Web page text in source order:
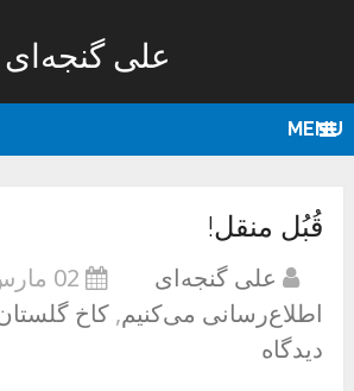
علی گنجه‌ای
MENU
قُبُل منقل!
علی گنجه‌ای
02 مارس 2009
اطلاع‌رسانی می‌کنیم,کاخ
دیدگاه